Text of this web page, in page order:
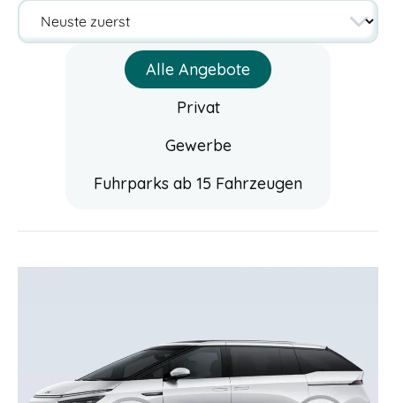
Alle Angebote
Privat
Gewerbe
Fuhrparks ab 15 Fahrzeugen